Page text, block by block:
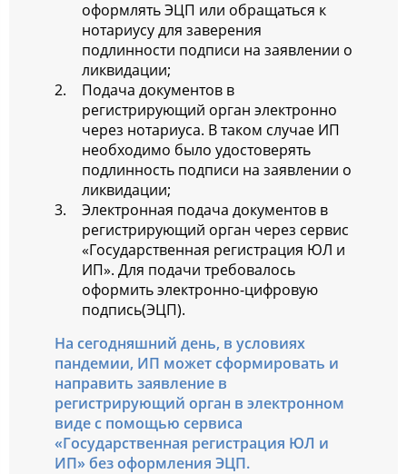
оформлять ЭЦП или обращаться к
нотариусу для заверения
подлинности подписи на заявлении о
ликвидации;
Подача документов в
регистрирующий орган электронно
через нотариуса. В таком случае ИП
необходимо было удостоверять
подлинность подписи на заявлении о
ликвидации;
Электронная подача документов в
регистрирующий орган через сервис
«Государственная регистрация ЮЛ и
ИП». Для подачи требовалось
оформить электронно-цифровую
подпись(ЭЦП).
На сегодняшний день, в условиях
пандемии, ИП может сформировать и
направить заявление в
регистрирующий орган в электронном
виде с помощью сервиса
«Государственная регистрация ЮЛ и
ИП» без оформления ЭЦП.